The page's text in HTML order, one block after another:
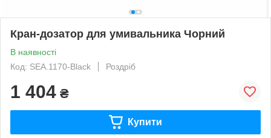
Кран-дозатор для умивальника Чорний
В наявності
Код: SEA.1170-Black
Роздріб
1 404 ₴
Купити